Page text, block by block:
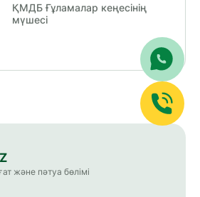
ҚМДБ Ғұламалар кеңесінің
мүшесі
және пәтуа бөлімі